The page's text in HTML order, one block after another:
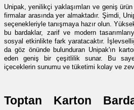
Unipak, yenilikçi yaklaşımları ve geniş
firmalar arasında yer almaktadır. Şimdi,
seçenekleriyle tanışmaya hazır olun.
bu bardaklar, zarif ve modern
sosyal etkinlikte fark yaratacaktır.
da göz önünde bulunduran Unipak'ın
eden geniş bir çeşitlilik sunar. Bu
içeceklerin sunumu ve tüketimi kolay ve
Toptan Karton